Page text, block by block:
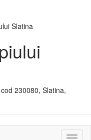
230080, Slatina,